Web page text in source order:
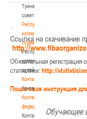
Тренерский
совет
Республиканская
коллегия
судей
Республиканская
коллегия
судей
Контакты
Контакты
Контакты
федерации
Контакты
Ссылка на скачивание
http://
Обязательная регистрация
статистики:http://
Пошаговая инструкция
Обучающее